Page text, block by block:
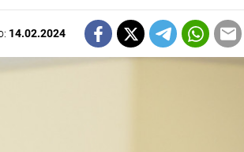
14.02.2024